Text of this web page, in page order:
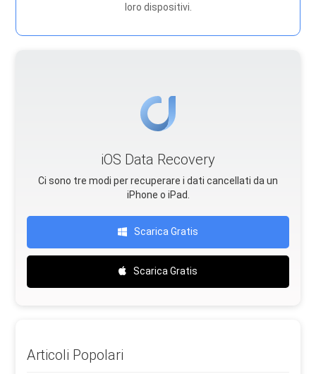
loro dispositivi.
iOS Data Recovery
Ci sono tre modi per recuperare i dati cancellati da un
iPhone o iPad.
Scarica Gratis
Scarica Gratis
Articoli Popolari